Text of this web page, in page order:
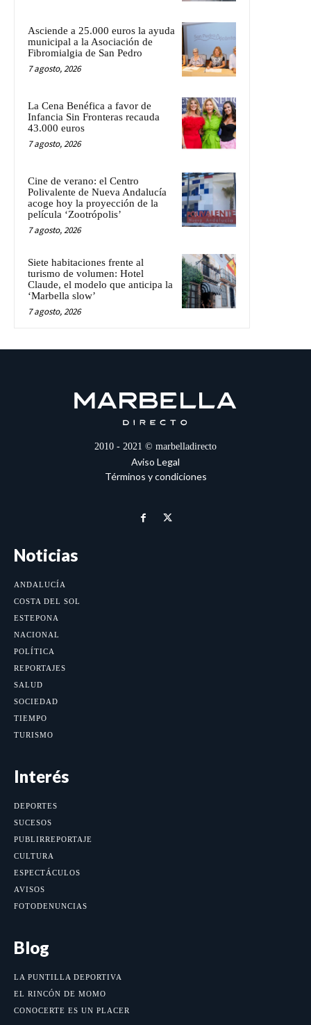
Asciende a 25.000 euros la ayuda
municipal a la Asociación de
Fibromialgia de San Pedro
7 agosto, 2026
La Cena Benéfica a favor de
Infancia Sin Fronteras recauda
43.000 euros
7 agosto, 2026
Cine de verano: el Centro
Polivalente de Nueva Andalucía
acoge hoy la proyección de la
película ‘Zootrópolis’
7 agosto, 2026
Siete habitaciones frente al
turismo de volumen: Hotel
Claude, el modelo que anticipa la
‘Marbella slow’
7 agosto, 2026
2010 - 2021 © marbelladirecto
Aviso Legal
Términos y condiciones
Noticias
ANDALUCÍA
COSTA DEL SOL
ESTEPONA
NACIONAL
POLÍTICA
REPORTAJES
SALUD
SOCIEDAD
TIEMPO
TURISMO
Interés
DEPORTES
SUCESOS
PUBLIRREPORTAJE
CULTURA
ESPECTÁCULOS
AVISOS
FOTODENUNCIAS
Blog
LA PUNTILLA DEPORTIVA
EL RINCÓN DE MOMO
CONOCERTE ES UN PLACER